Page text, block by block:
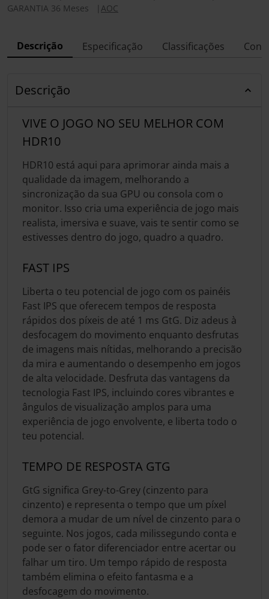
GARANTIA 36 Meses
AOC
Descrição Especificação Classificações
Descrição
VIVE O JOGO NO SEU MELHOR COM
HDR10
HDR10 está aqui para aprimorar ainda mais a
qualidade da imagem, melhorando a
sincronização da sua GPU ou consola com o
monitor. Isso cria uma experiência de jogo mais
realista, imersiva e suave, vais te sentir como se
estivesses dentro do jogo, quadro a quadro.
FAST IPS
Liberta o teu potencial de jogo com os painéis
Fast IPS que oferecem tempos de resposta
rápidos dos píxeis de até 1 ms GtG. Diz adeus à
desfocagem do movimento enquanto desfrutas
de imagens mais nítidas, melhorando a precisão
da mira e aumentando o desempenho em jogos
de alta velocidade. Desfruta das vantagens da
tecnologia Fast IPS, incluindo cores vibrantes e
ângulos de visualização amplos para uma
experiência de jogo envolvente, e liberta todo o
teu potencial.
TEMPO DE RESPOSTA GTG
GtG significa Grey-to-Grey (cinzento para
cinzento) e representa o tempo que um píxel
demora a mudar de um nível de cinzento para o
seguinte. Nos jogos, cada milissegundo conta e
pode ser o fator diferenciador entre acertar ou
falhar um tiro. Um tempo rápido de resposta
também elimina o efeito fantasma e a
desfocagem do movimento.